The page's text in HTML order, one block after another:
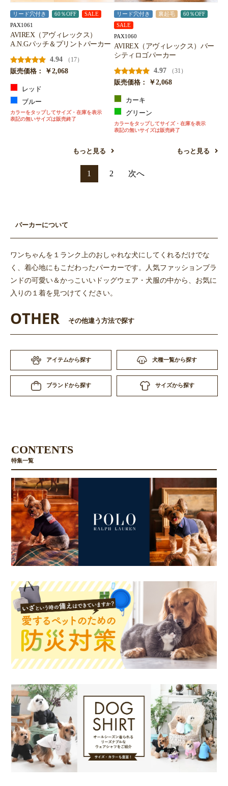
リード穴付き 60％OFF SALE
PAX1061
AVIREX（アヴィレックス）
A.N.Gパッチ＆プリントパーカー
4.94
（17）
販売価格：
￥2,068
レッド
ブルー
カラーをタップしてサイズ・在庫を表示
表記の無いサイズは販売終了
もっと見る
リード穴付き 裏起毛
60％OFF
SALE
PAX1060
AVIREX（アヴィレックス）バー
シティロゴパーカー
4.97
（31）
販売価格：
￥2,068
カーキ
グリーン
カラーをタップしてサイズ・在庫を表示
表記の無いサイズは販売終了
もっと見る
1 2 次へ
パーカーについて
ワンちゃんを１ランク上のおしゃれな犬にしてくれるだけでな
く、着心地にもこだわったパーカーです。人気ファッションブラ
ンドの可愛い＆かっこいいドッグウェア・犬服の中から、お気に
入りの１着を見つけてください。
OTHER その他違う方法で探す
アイテムから探す 犬種一覧から探す
ブランドから探す サイズから探す
CONTENTS
特集一覧